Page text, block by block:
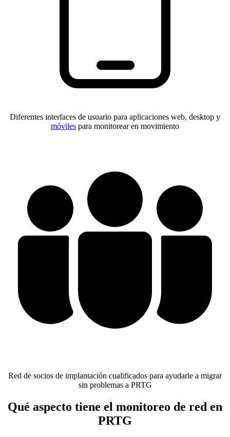
Diferentes interfaces de usuario para aplicaciones web, desktop y
móviles para monitorear en movimiento
Red de socios de implantación cualificados para ayudarle a migrar
sin problemas a PRTG
Qué aspecto tiene el monitoreo de red en
PRTG